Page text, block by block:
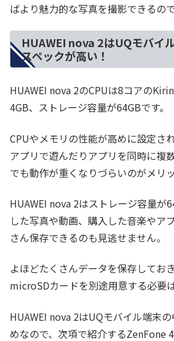
ばより魅力的な写真を撮影できるの
HUAWEI nova 2はUQモバイ
スペックが高い！
HUAWEI nova 2のCPUは8コアの
4GB、ストレージ容量が64GBです。
CPUやメモリの性能が高めに設定さ
アプリで遊んだりアプリを同時に複
でも動作が重くなりづらいのがメリッ
HUAWEI nova 2はストレージ容量が
した写真や動画、購入した音楽やア
さん保存できるのも見逃せません。
よほどたくさんデータを保存してお
microSDカードを別途用意する必要
HUAWEI nova 2はUQモバイル端末
めなので、次項で紹介するZenFone